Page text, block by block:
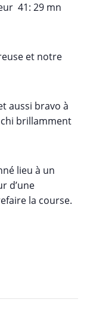
41: 29 mn
et notre
aussi bravo à
brillamment
lieu à un
d’une
la course.